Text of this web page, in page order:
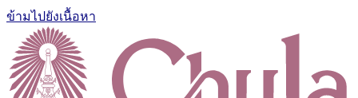
ข้ามไปยังเนื้อหา